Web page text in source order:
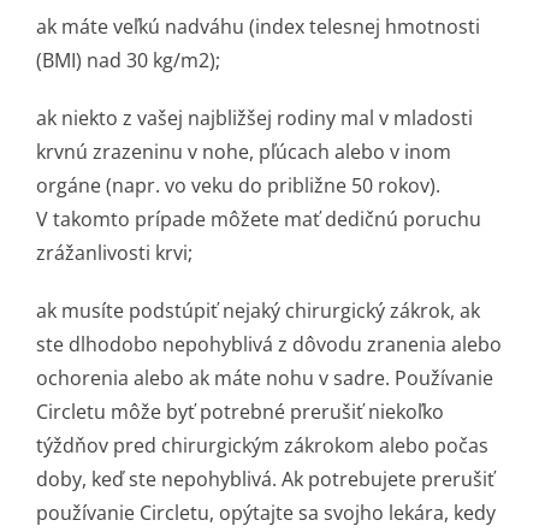
ak máte veľkú nadváhu (index telesnej hmotnosti
(BMI) nad 30 kg/m2);
ak niekto z vašej najbližšej rodiny mal v mladosti
krvnú zrazeninu v nohe, pľúcach alebo v inom
orgáne (napr. vo veku do približne 50 rokov).
V takomto prípade môžete mať dedičnú poruchu
zrážanlivosti krvi;
ak musíte podstúpiť nejaký chirurgický zákrok, ak
ste dlhodobo nepohyblivá z dôvodu zranenia alebo
ochorenia alebo ak máte nohu v sadre. Používanie
Circletu môže byť potrebné prerušiť niekoľko
týždňov pred chirurgickým zákrokom alebo počas
doby, keď ste nepohyblivá. Ak potrebujete prerušiť
používanie Circletu, opýtajte sa svojho lekára, kedy